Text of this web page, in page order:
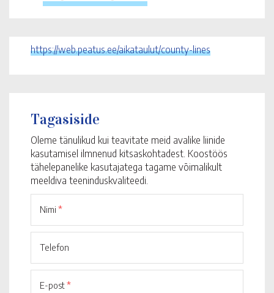
https://web.peatus.ee/aikataulut/county-lines
Tagasiside
Oleme tänulikud kui teavitate meid avalike liinide
kasutamisel ilmnenud kitsaskohtadest. Koostöös
tähelepanelike kasutajatega tagame võimalikult
meeldiva teeninduskvaliteedi.
Nimi *
Telefon
E-post*